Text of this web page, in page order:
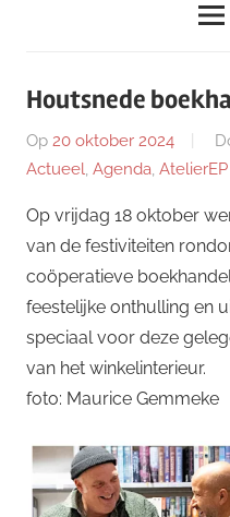
Houtsnede
Op 20 oktober 2024
Actueel, Agenda, AtelierEP
Op vrijdag 18 oktober
van de festiviteiten
coöperatieve
feestelijke onthulling en
speciaal voor deze
van het winkelinterieur.
foto: Maurice Gemmeke